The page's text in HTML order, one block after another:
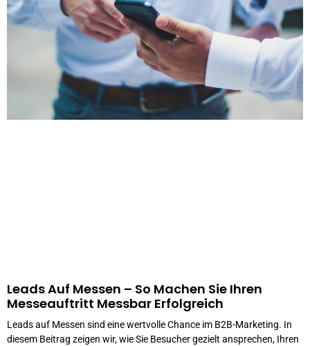
Leads Auf Messen – So Machen Sie Ihren
Messeauftritt Messbar Erfolgreich
Leads auf Messen sind eine wertvolle Chance im B2B-Marketing. In
diesem Beitrag zeigen wir, wie Sie Besucher gezielt ansprechen, Ihren